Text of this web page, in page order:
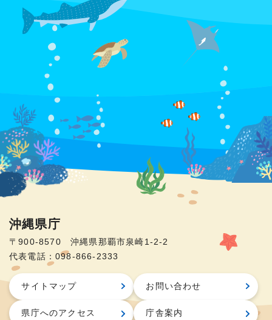
沖縄県庁
〒900-8570 沖縄県那覇市泉崎1-2-2
代表電話：098-866-2333
サイトマップ お問い合わせ
県庁へのアクセス 庁舎案内